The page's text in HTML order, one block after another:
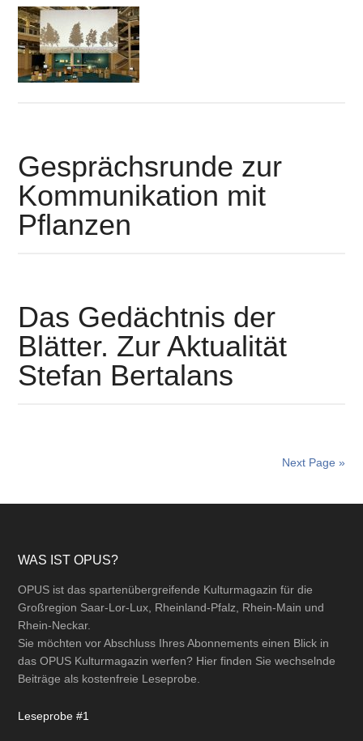
Gesprächsrunde zur
Kommunikation mit
Pflanzen
Das Gedächtnis der
Blätter. Zur Aktualität
Stefan Bertalans
Next Page »
Footer
WAS IST OPUS?
OPUS ist das spartenübergreifende Kulturmagazin für die
Großregion Saar-Lor-Lux, Rheinland-Pfalz, Rhein-Main und
Rhein-Neckar.
Sie möchten vor Abschluss Ihres Abonnements einen Blick in
das OPUS Kulturmagazin werfen? Hier finden Sie wechselnde
Beiträge als kostenfreie Leseprobe.
Leseprobe #1